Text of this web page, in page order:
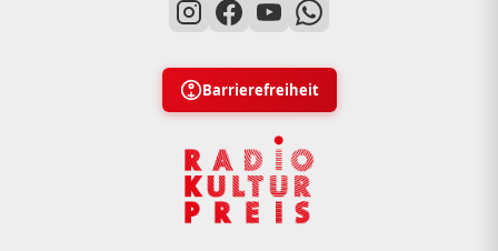
Barrierefreiheit